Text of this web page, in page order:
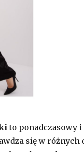
to ponadczasowy
się w różnych